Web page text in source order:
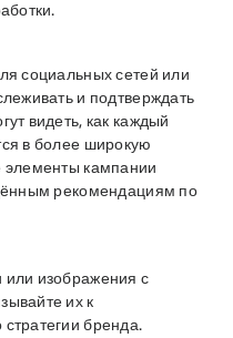
социальных сетей или
и подтверждать
видеть, как каждый
в более широкую
элементы кампании
рекомендациям по
изображения с
их к
бренда.